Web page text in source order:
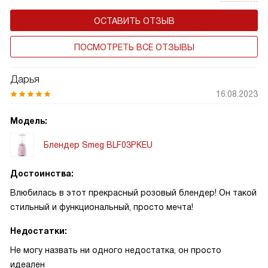
ОСТАВИТЬ ОТЗЫВ
ПОСМОТРЕТЬ ВСЕ ОТЗЫВЫ
Дарья
16.08.2023
Модель:
Блендер Smeg BLF03PKEU
Достоинства:
Влюбилась в этот прекрасный розовый блендер! Он такой
стильный и функциональный, просто мечта!
Недостатки:
Не могу назвать ни одного недостатка, он просто
идеален